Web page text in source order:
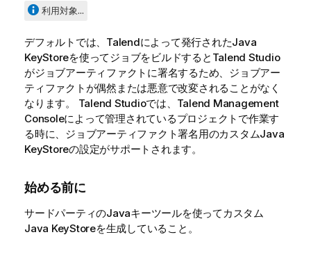
利用対象...
デフォルトでは、 Talendによって発行されたJava
KeyStoreを使ってジョブをビルドすると Talend Studio
がジョブアーティファクトに署名するため、ジョブアー
ティファクトが偶然または悪意で改変されることがなく
なります。
Talend Studioでは、 Talend Management
Consoleによって管理されているプロジェクトで作業す
る時に、ジョブアーティファクト署名用のカスタムJava
KeyStoreの設定がサポートされます。
始める前に
サードパーティのJavaキーツールを使ってカスタム
Java KeyStoreを生成していること。